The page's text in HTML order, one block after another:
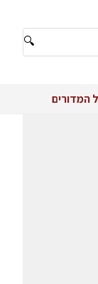
🔍
המדורים